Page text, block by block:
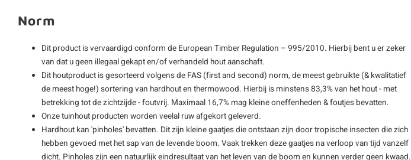
Norm
Dit product is vervaardigd conform de European Timber Regulation – 995/2010. Hierbij bent u er zeker
van dat u geen illegaal gekapt en/of verhandeld hout aanschaft.
Dit houtproduct is gesorteerd volgens de FAS (first and second) norm, de meest gebruikte (& kwalitatief
de meest hoge!) sortering van hardhout en thermowood. Hierbij is minstens 83,3% van het hout - met
betrekking tot de zichtzijde - foutvrij. Maximaal 16,7% mag kleine oneffenheden & foutjes bevatten.
Onze tuinhout producten worden veelal ruw afgekort geleverd.
Hardhout kan 'pinholes' bevatten. Dit zijn kleine gaatjes die ontstaan zijn door tropische insecten die zich
hebben gevoed met het sap van de levende boom. Vaak trekken deze gaatjes na verloop van tijd vanzelf
dicht. Pinholes zijn een natuurlijk eindresultaat van het leven van de boom en kunnen verder geen kwaad.